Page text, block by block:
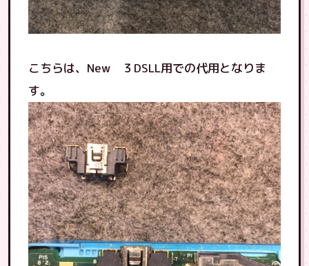
こちらは、New ３DSLL用での代用となりま
す。